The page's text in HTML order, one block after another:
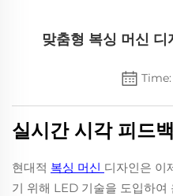
맞춤형 복싱 머신
Time:
실시간 시각 피드
현대적 복싱 머신 디자인은 이
기 위해 LED 기술을 도입하여